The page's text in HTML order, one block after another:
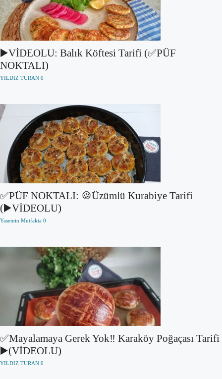
▶️VİDEOLU: Balık Köftesi Tarifi (✅PÜF
NOKTALI)
YILDIZ TURAN 0
✅PÜF NOKTALI: 🍪Üzümlü Kurabiye Tarifi
(▶️VİDEOLU)
Yasemin Mutfakta 0
✅Mayalamaya Gerek Yok‼️ Karaköy Poğaçası Tarifi
▶️(VİDEOLU)
YILDIZ TURAN 0